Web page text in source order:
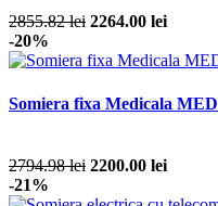
2855.82 lei 2264.00 lei
-20%
Somiera fixa Medicala
2794.98 lei 2200.00 lei
-21%